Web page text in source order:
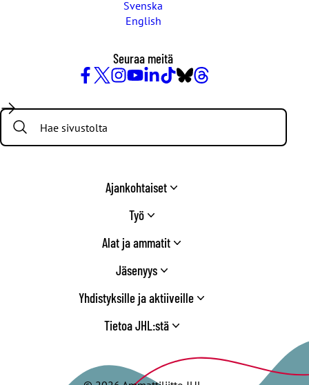
Svenska
English
Seuraa meitä
/
Twitter
Search:
Ajankohtaiset
Työ
Alat ja ammatit
Jäsenyys
Yhdistyksille ja aktiiveille
Tietoa JHL:stä